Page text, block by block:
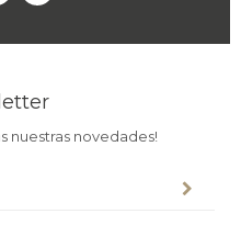
nuestras novedades!